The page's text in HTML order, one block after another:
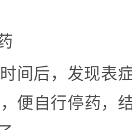
间后，发现表
便自行停药，